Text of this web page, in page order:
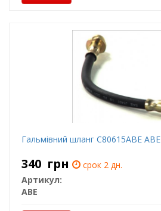
Гальмівний шланг C80615ABE ABE
340 грн
срок 2 дн.
Артикул:
ABE